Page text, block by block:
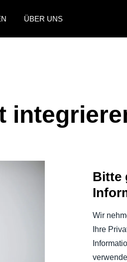
ÜBER UNS
Deutschland
Sweden (English)
Denmark (English)
Finland (English)
España (Español)
Bitte
Wir
Ihre